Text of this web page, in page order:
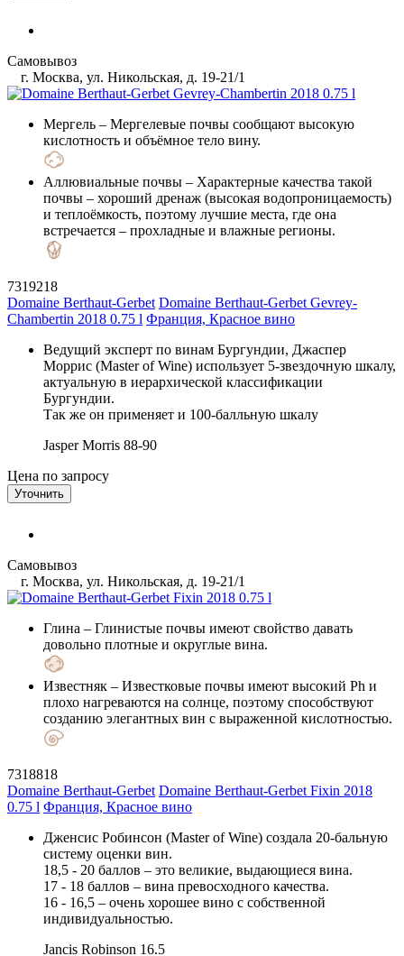
Самовывоз
г. Москва, ул. Никольская, д. 19-21/1
Мергель – Мергелевые почвы сообщают высокую
кислотность и объёмное тело вину.
Аллювиальные почвы – Характерные качества такой
почвы – хороший дренаж (высокая водопроницаемость)
и теплоёмкость, поэтому лучшие места, где она
встречается – прохладные и влажные регионы.
7319218
Domaine Berthaut-Gerbet Domaine Berthaut-Gerbet Gevrey-
Chambertin 2018 0.75 l Франция, Красное вино
Ведущий эксперт по винам Бургундии, Джаспер
Моррис (Master of Wine) использует 5-звездочную шкалу,
актуальную в иерархической классификации
Бургундии.
Так же он применяет и 100-балльную шкалу
Jasper Morris 88-90
Цена по запросу
Уточнить
Самовывоз
г. Москва, ул. Никольская, д. 19-21/1
Глина – Глинистые почвы имеют свойство давать
довольно плотные и округлые вина.
Известняк – Известковые почвы имеют высокий Ph и
плохо нагреваются на солнце, поэтому способствуют
созданию элегантных вин с выраженной кислотностью.
7318818
Domaine Berthaut-Gerbet Domaine Berthaut-Gerbet Fixin 2018
0.75 l Франция, Красное вино
Дженсис Робинсон (Master of Wine) создала 20-бальную
систему оценки вин.
18,5 - 20 баллов – это великие, выдающиеся вина.
17 - 18 баллов – вина превосходного качества.
16 - 16,5 – очень хорошее вино с собственной
индивидуальностью.
Jancis Robinson 16.5